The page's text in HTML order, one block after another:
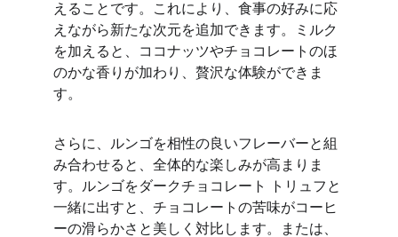
えることです。これにより、食事の好みに応
えながら新たな次元を追加できます。ミルク
を加えると、ココナッツやチョコレートのほ
のかな香りが加わり、贅沢な体験ができま
す。
さらに、ルンゴを相性の良いフレーバーと組
み合わせると、全体的な楽しみが高まりま
す。ルンゴをダークチョコレート トリュフと
一緒に出すと、チョコレートの苦味がコーヒ
ーの滑らかさと美しく対比します。または、